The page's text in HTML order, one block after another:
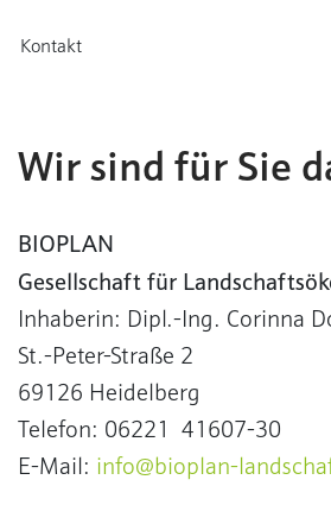
Kontakt
Wir sind für Sie
BIOPLAN
Gesellschaft für
Inhaberin: Dipl.-Ing. Corinna
St.-Peter-Straße 2
69126 Heidelberg
Telefon: 06221 41607-30
E-Mail: info@bioplan-